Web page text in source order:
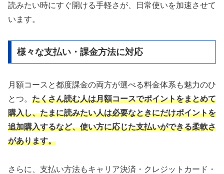
読みたい時にすぐ開ける手軽さが、日常使いを加速させて
います。
様々な支払い・課金方法に対応
月額コースと都度課金の両方が選べる料金体系も魅力のひ
とつ。 たくさん読む人は月額コースでポイントをまとめて
購入し、たまに読みたい人は必要なときにだけポイントを
追加購入するなど、使い方に応じた支払いができる柔軟さ
があります。
さらに、支払い方法もキャリア決済・クレジットカード・